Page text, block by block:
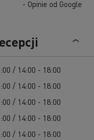
- Opinie od Google
/ 14:00 - 18:00
/ 14:00 - 18:00
/ 14:00 - 18:00
/ 14:00 - 18:00
/ 14:00 - 18:00